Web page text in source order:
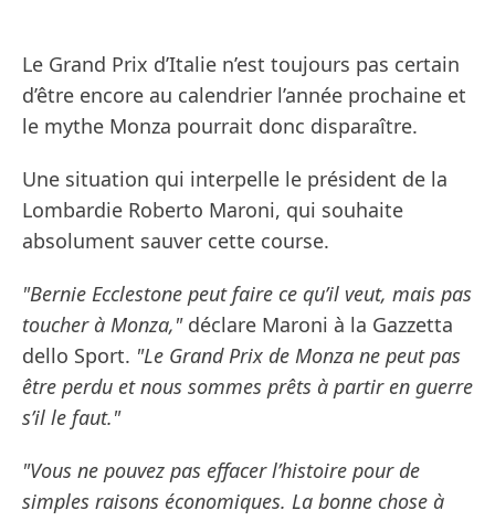
Le Grand Prix d’Italie n’est toujours pas certain
d’être encore au calendrier l’année prochaine et
le mythe Monza pourrait donc disparaître.
Une situation qui interpelle le président de la
Lombardie Roberto Maroni, qui souhaite
absolument sauver cette course.
"Bernie Ecclestone peut faire ce qu’il veut, mais pas
toucher à Monza,"déclare Maroni à la Gazzetta
dello Sport. "Le Grand Prix de Monza ne peut pas
être perdu et nous sommes prêts à partir en guerre
s’il le faut."
"Vous ne pouvez pas effacer l’histoire pour de
simples raisons économiques. La bonne chose à